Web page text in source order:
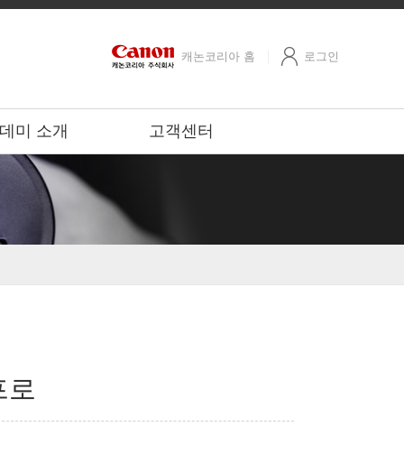
캐논코리아 홈 로그인
미 소개 고객센터